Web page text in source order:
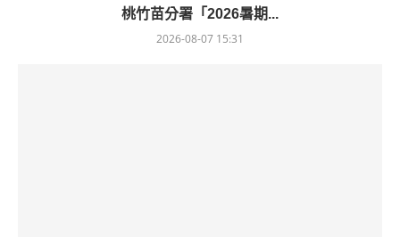
桃竹苗分署「2026暑期...
2026-08-07 15:31